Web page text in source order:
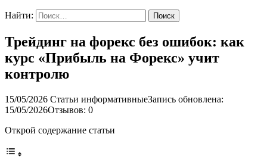
Найти:
Трейдинг на форекс без ошибок: как
курс «Прибыль на Форекс» учит
контролю
15/05/2026 Статьи информативныеЗапись обновлена:
15/05/2026Отзывов: 0
Открой содержание статьи